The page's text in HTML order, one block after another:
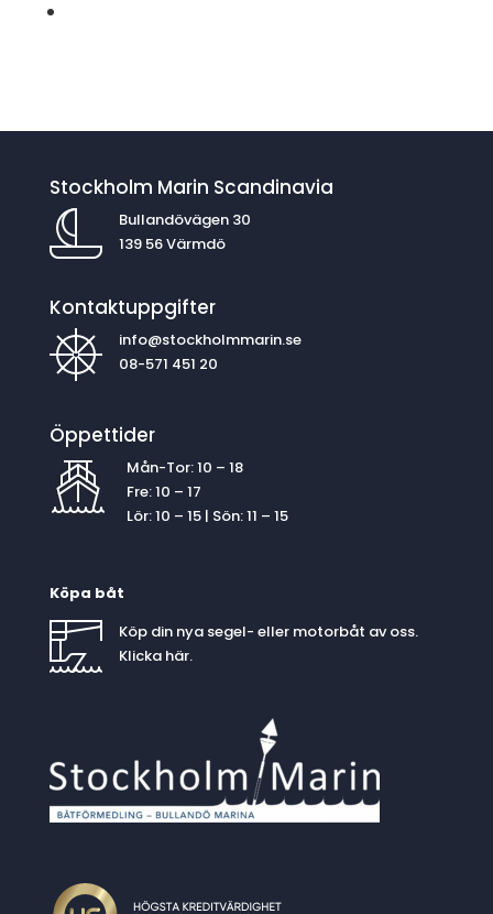
Stockholm Marin Scandinavia
Bullandövägen 30
139 56 Värmdö
Kontaktuppgifter
info@stockholmmarin.se
08-571 451 20
Öppettider
Mån-Tor: 10 – 18
Fre: 10 – 17
Lör: 10 – 15 | Sön: 11 – 15
Köpa båt
Köp din nya segel- eller motorbåt av oss.
Klicka här.